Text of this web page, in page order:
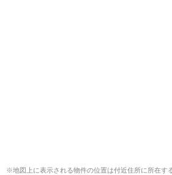
※地図上に表示される物件の位置は付近住所に所在す